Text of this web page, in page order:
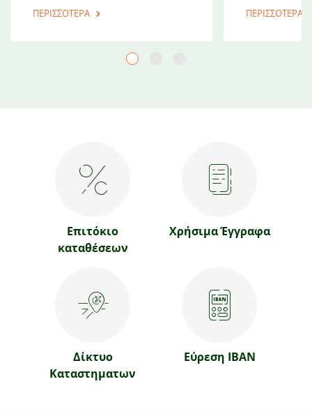
ΠΕΡΙΣΣΟΤΕΡΑ ΠΕΡΙΣΣΟΤΕΡΑ
Επιτόκιο
καταθέσεων
Χρήσιμα Έγγραφα
Δίκτυο
Καταστηματων
Εύρεση IBAN